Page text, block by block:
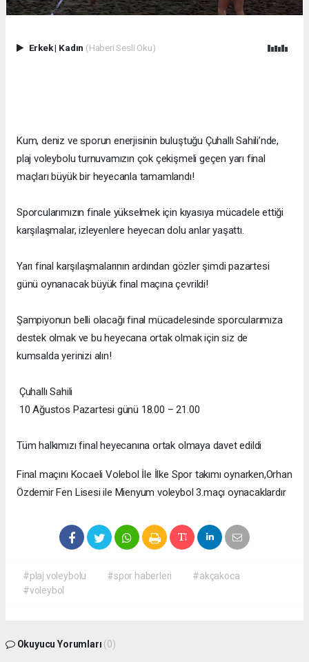
Erkek| Kadın (Haberi Sesli Oku)
Kum, deniz ve sporun enerjisinin buluştuğu Çuhallı Sahili’nde,
plaj voleybolu turnuvamızın çok çekişmeli geçen yarı final
maçları büyük bir heyecanla tamamlandı!
Sporcularımızın finale yükselmek için kıyasıya mücadele ettiği
karşılaşmalar, izleyenlere heyecan dolu anlar yaşattı.
Yarı final karşılaşmalarının ardından gözler şimdi pazartesi
günü oynanacak büyük final maçına çevrildi!
Şampiyonun belli olacağı final mücadelesinde sporcularımıza
destek olmak ve bu heyecana ortak olmak için siz de
kumsalda yerinizi alın!
Çuhallı Sahili
10 Ağustos Pazartesi günü 18.00 – 21.00
Tüm halkımızı final heyecanına ortak olmaya davet edildi
Final maçını Kocaeli Volebol İle İlke Spor takımı oynarken,Orhan
Özdemir Fen Lisesi ile Mienyum voleybol 3.maçı oynacaklardır
#plaj voleybolu #spor haberleri
#akçakoca
#voleybol
Okuyucu Yorumları (0)